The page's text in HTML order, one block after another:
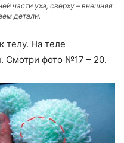
части уха, сверху – внешняя
детали.
телу. На теле
Смотри фото №17 – 20.